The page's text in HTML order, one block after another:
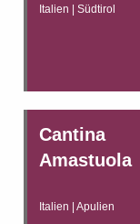
Italien | Südtirol
Cantina
Amastuola
Italien | Apulien